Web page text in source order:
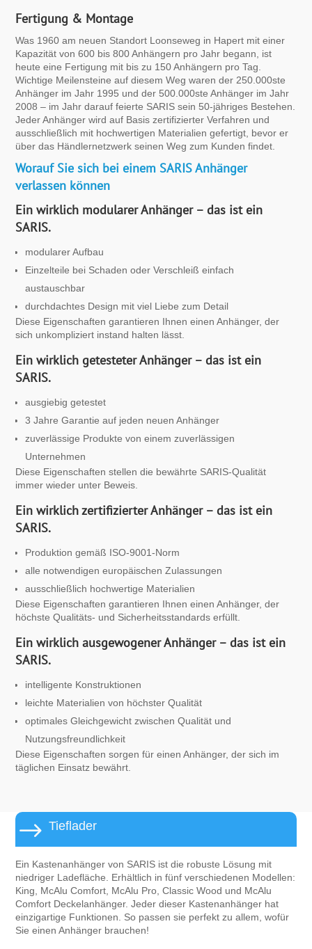
Fertigung & Montage
Was 1960 am neuen Standort Loonseweg in Hapert mit einer
Kapazität von 600 bis 800 Anhängern pro Jahr begann, ist
heute eine Fertigung mit bis zu 150 Anhängern pro Tag.
Wichtige Meilensteine auf diesem Weg waren der 250.000ste
Anhänger im Jahr 1995 und der 500.000ste Anhänger im Jahr
2008 – im Jahr darauf feierte SARIS sein 50-jähriges Bestehen.
Jeder Anhänger wird auf Basis zertifizierter Verfahren und
ausschließlich mit hochwertigen Materialien gefertigt, bevor er
über das Händlernetzwerk seinen Weg zum Kunden findet.
Worauf Sie sich bei einem SARIS Anhänger
verlassen können
Ein wirklich modularer Anhänger – das ist ein
SARIS.
modularer Aufbau
Einzelteile bei Schaden oder Verschleiß einfach
austauschbar
durchdachtes Design mit viel Liebe zum Detail
Diese Eigenschaften garantieren Ihnen einen Anhänger, der
sich unkompliziert instand halten lässt.
Ein wirklich getesteter Anhänger – das ist ein
SARIS.
ausgiebig getestet
3 Jahre Garantie auf jeden neuen Anhänger
zuverlässige Produkte von einem zuverlässigen
Unternehmen
Diese Eigenschaften stellen die bewährte SARIS-Qualität
immer wieder unter Beweis.
Ein wirklich zertifizierter Anhänger – das ist ein
SARIS.
Produktion gemäß ISO-9001-Norm
alle notwendigen europäischen Zulassungen
ausschließlich hochwertige Materialien
Diese Eigenschaften garantieren Ihnen einen Anhänger, der
höchste Qualitäts- und Sicherheitsstandards erfüllt.
Ein wirklich ausgewogener Anhänger – das ist ein
SARIS.
intelligente Konstruktionen
leichte Materialien von höchster Qualität
optimales Gleichgewicht zwischen Qualität und
Nutzungsfreundlichkeit
Diese Eigenschaften sorgen für einen Anhänger, der sich im
täglichen Einsatz bewährt.
$ Tieflader
Ein Kastenanhänger von SARIS ist die robuste Lösung mit
niedriger Ladefläche. Erhältlich in fünf verschiedenen Modellen:
King, McAlu Comfort, McAlu Pro, Classic Wood und McAlu
Comfort Deckelanhänger. Jeder dieser Kastenanhänger hat
einzigartige Funktionen. So passen sie perfekt zu allem, wofür
Sie einen Anhänger brauchen!